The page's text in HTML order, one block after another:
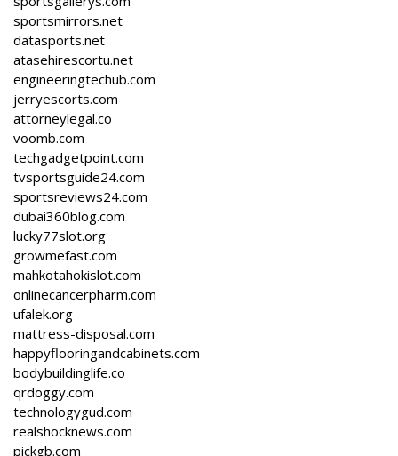
sportsmirrors.net
datasports.net
atasehirescortu.net
engineeringtechub.com
jerryescorts.com
attorneylegal.co
voomb.com
techgadgetpoint.com
tvsportsguide24.com
sportsreviews24.com
dubai360blog.com
lucky77slot.org
growmefast.com
mahkotahokislot.com
onlinecancerpharm.com
ufalek.org
mattress-disposal.com
happyflooringandcabinets.com
bodybuildinglife.co
qrdoggy.com
technologygud.com
realshocknews.com
pickgb.com